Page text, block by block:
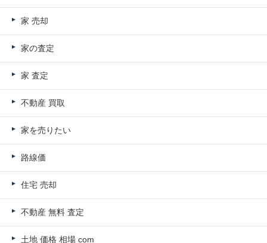
家 売却
家の査定
家 査定
不動産 買取
家を売りたい
路線価
住宅 売却
不動産 無料 査定
土地 価格 相場 com